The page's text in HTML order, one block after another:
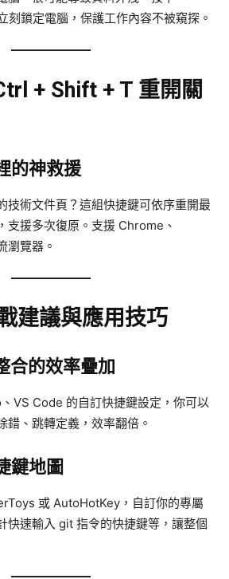
鎖定電腦，保護工作內容不被窺探。
+ Shift + T 重開關
的神救援
技術文件頁？這組快捷鍵可依序重開最
支援多次復原。支援 Chrome、
瀏覽器。
建議與應用技巧
合的效率疊加
VS Code 的自訂快捷鍵設定，你可以
錯、跳轉定義，效率翻倍。
鍵地圖
或 AutoHotKey，自訂你的專屬
快速輸入 git 指令的快捷鍵等，讓整個